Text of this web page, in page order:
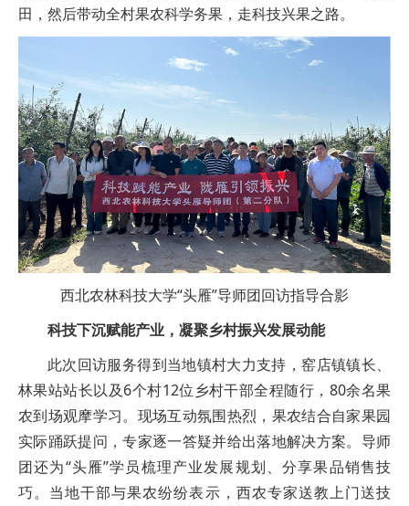
田，然后带动全村果农科学务果，走科技兴果之路。
西北农林科技大学“头雁”导师团回访指导合影
科技下沉赋能产业，凝聚乡村振兴发展动能
此次回访服务得到当地镇村大力支持，窑店镇镇长、
林果站站长以及6个村12位乡村干部全程随行，80余名果
农到场观摩学习。现场互动氛围热烈，果农结合自家果园
实际踊跃提问，专家逐一答疑并给出落地解决方案。导师
团还为“头雁”学员梳理产业发展规划、分享果品销售技
巧。当地干部与果农纷纷表示，西农专家送教上门送技